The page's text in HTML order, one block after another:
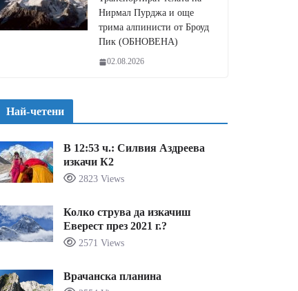
Нирмал Пурджа и още
трима алпинисти от Броуд
Пик (ОБНОВЕНА)
02.08.2026
Най-четени
В 12:53 ч.: Силвия Аздреева
изкачи К2
2823 Views
Колко струва да изкачиш
Еверест през 2021 г.?
2571 Views
Врачанска планина